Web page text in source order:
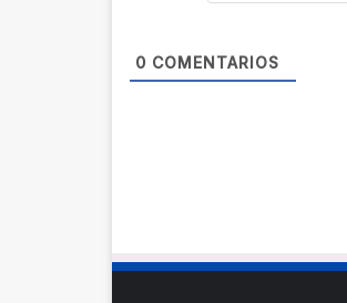
0 COMENTARIOS